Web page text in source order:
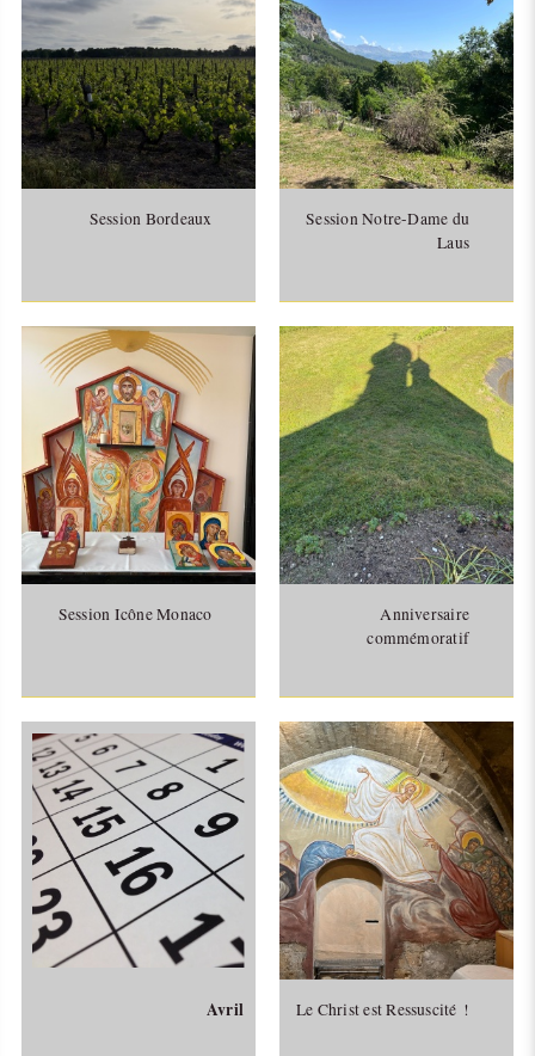
Session Bordeaux
Session Notre-Dame du
Laus
Session Icône Monaco
Anniversaire
commémoratif
Avril Le Christ est Ressuscité !